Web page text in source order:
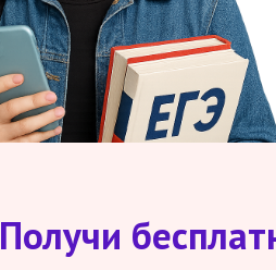
Получи